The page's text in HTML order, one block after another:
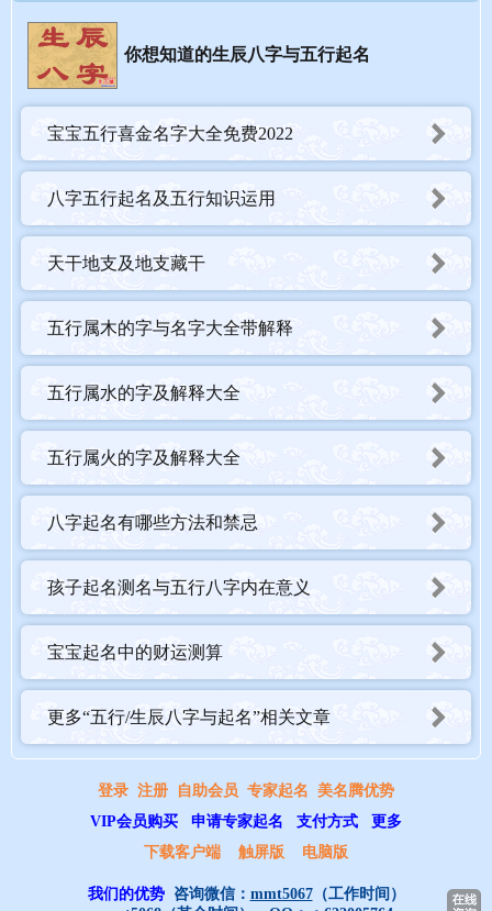
你想知道的生辰八字与五行起名
宝宝五行喜金名字大全免费2022
八字五行起名及五行知识运用
天干地支及地支藏干
五行属木的字与名字大全带解释
五行属水的字及解释大全
五行属火的字及解释大全
八字起名有哪些方法和禁忌
孩子起名测名与五行八字内在意义
宝宝起名中的财运测算
更多“五行/生辰八字与起名”相关文章
登录 注册 自助会员 专家起名 美名腾优势
VIP会员购买
申请专家起名 支付方式
更多
下载客户端
触屏版 电脑版
我们的优势 咨询微信： mmt5067（工作时间）